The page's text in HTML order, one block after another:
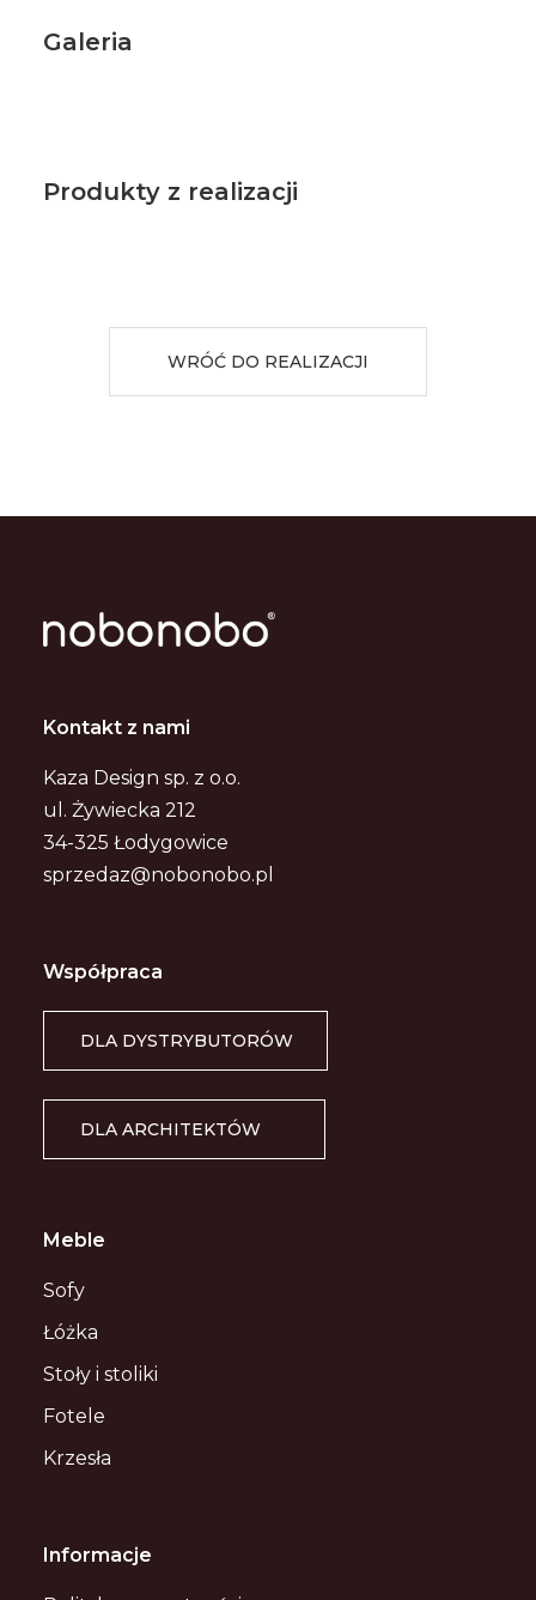
Galeria
Produkty z realizacji
WRÓĆ DO REALIZACJI
Kontakt z nami
Kaza Design sp. z o.o.
ul. Żywiecka 212
34-325 Łodygowice
sprzedaz@nobonobo.pl
Meble
Sofy
Łóżka
Stoły i stoliki
Fotele
Krzesła
Współpraca
DLA DYSTRYBUTORÓW
DLA ARCHITEKTÓW
Informacje